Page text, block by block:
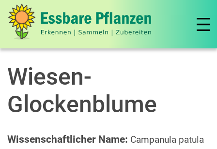
Wiesen-
Glockenblume
Wissenschaftlicher Name: Campanula patula